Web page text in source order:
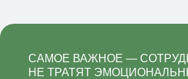
САМОЕ ВАЖНОЕ —
НЕ ТРАТЯТ